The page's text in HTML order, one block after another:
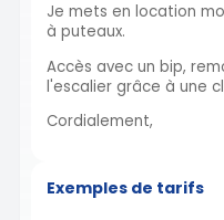
Je mets en location
à puteaux.
Accès avec un bip,
l'escalier grâce à une
Cordialement,
Exemples de tarifs